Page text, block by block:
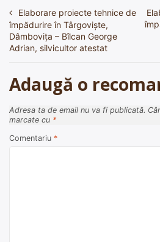
Navigare
în
articole
Elaborare proiecte tehnice de
împădurire în Târgoviște,
Dâmbovița – Bîlcan George
Adrian, silvicultor atestat
Adaugă o
Adresa ta de email nu va fi publicată.
marcate cu *
Comentariu *